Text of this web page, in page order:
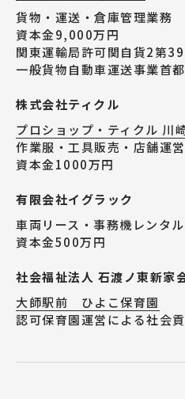
貨物・運送・倉庫管理業務
資本金9,000万円
関東運輸局許可関自貨2第
一般貨物自動車運送事業首
株式会社ティクル
プロショップ・ティクル 川
作業服・工具販売・店舗運営
資本金1000万円
有限会社イグラック
車両リース・事務機レンタ
資本金500万円
社会福祉法人 石渡ノ東新家
大師駅前 ひよこ保育園
認可保育園運営による社会